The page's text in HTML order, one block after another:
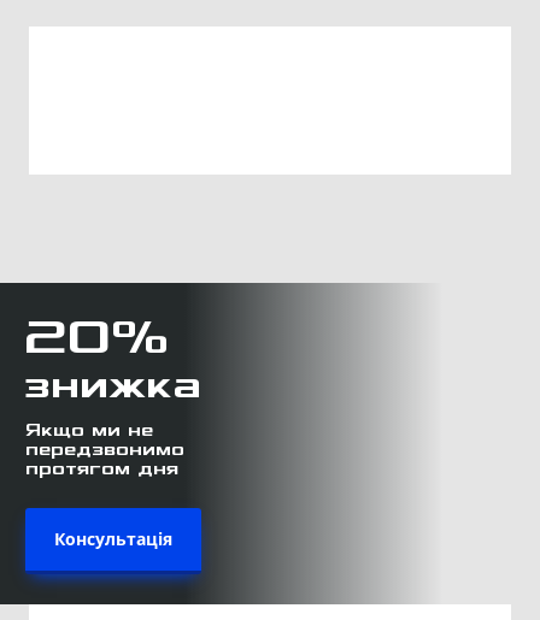
20%
знижка
Якщо ми не
передзвонимо
протягом дня
Консультація